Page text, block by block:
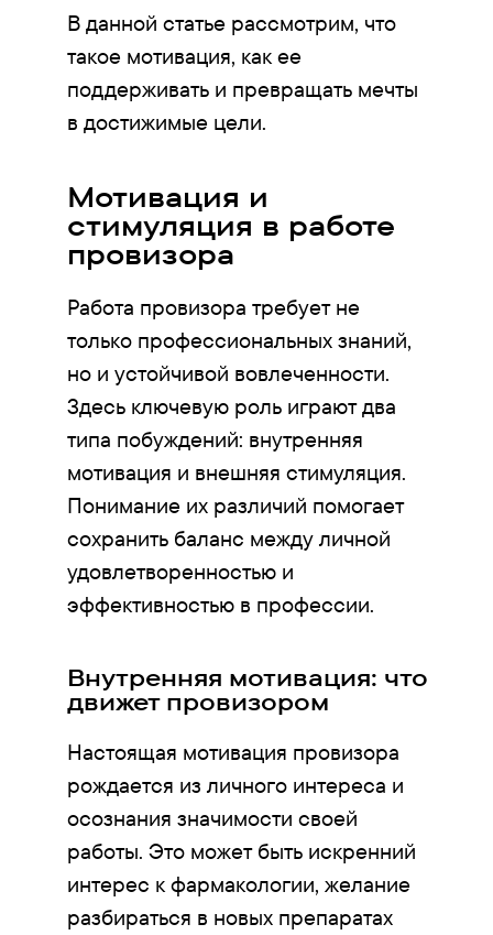
В данной статье рассмотрим, что
такое мотивация, как ее
поддерживать и превращать мечты
в достижимые цели.
Мотивация и
стимуляция в работе
провизора
Работа провизора требует не
только профессиональных знаний,
но и устойчивой вовлеченности.
Здесь ключевую роль играют два
типа побуждений: внутренняя
мотивация и внешняя стимуляция.
Понимание их различий помогает
сохранить баланс между личной
удовлетворенностью и
эффективностью в профессии.
Внутренняя мотивация: что
движет провизором
Настоящая мотивация провизора
рождается из личного интереса и
осознания значимости своей
работы. Это может быть искренний
интерес к фармакологии, желание
разбираться в новых препаратах